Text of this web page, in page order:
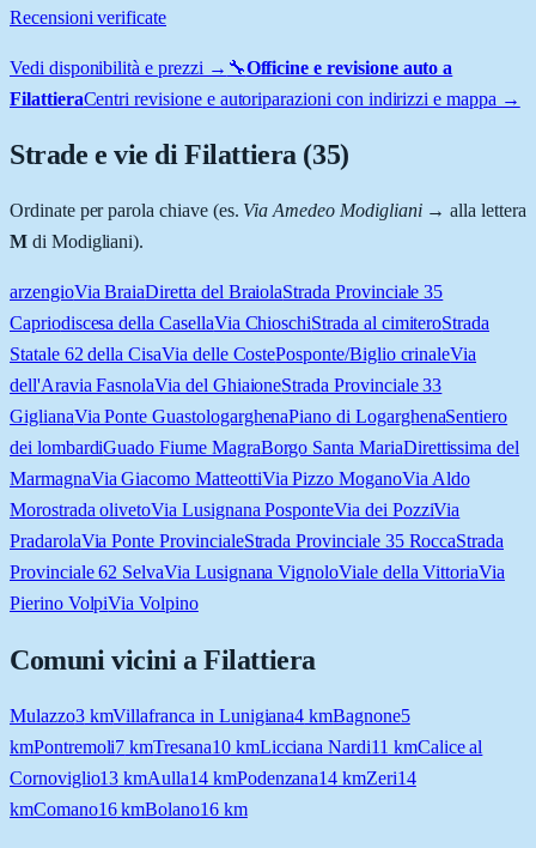
Recensioni verificate
Vedi disponibilità e prezzi → 🔧Officine e revisione auto a
FilattieraCentri revisione e autoriparazioni con indirizzi e mappa →
Strade e vie diFilattiera (35)
Ordinate per parola chiave (es. Via Amedeo Modigliani→ alla lettera
Mdi Modigliani).
arzengioVia BraiaDiretta del BraiolaStrada Provinciale 35
Capriodiscesa della CasellaVia ChioschiStrada al cimiteroStrada
Statale 62 della CisaVia delle CostePosponte/Biglio crinaleVia
dell'Aravia FasnolaVia del GhiaioneStrada Provinciale 33
GiglianaVia Ponte GuastologarghenaPiano di LogarghenaSentiero
dei lombardiGuado Fiume MagraBorgo Santa MariaDirettissima del
MarmagnaVia Giacomo MatteottiVia Pizzo MoganoVia Aldo
Morostrada olivetoVia Lusignana PosponteVia dei PozziVia
PradarolaVia Ponte ProvincialeStrada Provinciale 35 RoccaStrada
Provinciale 62 SelvaVia Lusignana VignoloViale della VittoriaVia
Pierino VolpiVia Volpino
Comuni vicini aFilattiera
Mulazzo3kmVillafranca in Lunigiana4 kmBagnone5
kmPontremoli7 kmTresana10kmLicciana Nardi11 kmCalice al
Cornoviglio13 kmAulla14kmPodenzana14 kmZeri14
kmComano16kmBolano16 km